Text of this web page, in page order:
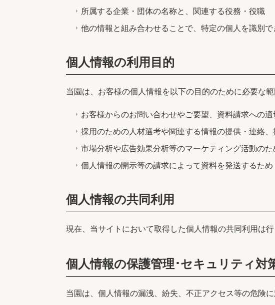
所属する企業・団体の名称と、関連する役務・役職
他の情報と組み合わせることで、特定の個人を識別で
個人情報の利用目的
当園は、お客様の個人情報を以下の目的のために必要な範
お客様からのお問い合わせやご要望、資料請求への
採用のための人材選考や関連する情報の提供・連絡
市場分析や広告効果分析等のマーケティング活動のた
個人情報の開示等の請求によって資料を発送するため
個人情報の共同利用
現在、当サイトにおいて取得した個人情報の共同利用は
個人情報の保護管理･セキュリティ対
当園は、個人情報の漏洩、紛失、不正アクセス等の危険